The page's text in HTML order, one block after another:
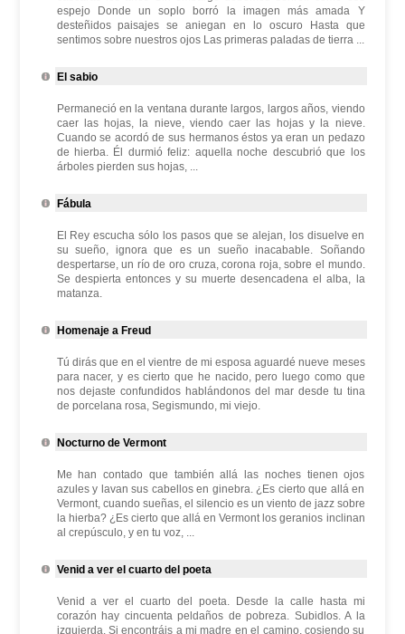
espejo Donde un soplo borró la imagen más amada Y
desteñidos paisajes se aniegan en lo oscuro Hasta que
sentimos sobre nuestros ojos Las primeras paladas de tierra ...
El sabio
Permaneció en la ventana durante largos, largos años, viendo
caer las hojas, la nieve, viendo caer las hojas y la nieve.
Cuando se acordó de sus hermanos éstos ya eran un pedazo
de hierba. Él durmió feliz: aquella noche descubrió que los
árboles pierden sus hojas, ...
Fábula
El Rey escucha sólo los pasos que se alejan, los disuelve en
su sueño, ignora que es un sueño inacabable. Soñando
despertarse, un río de oro cruza, corona roja, sobre el mundo.
Se despierta entonces y su muerte desencadena el alba, la
matanza.
Homenaje a Freud
Tú dirás que en el vientre de mi esposa aguardé nueve meses
para nacer, y es cierto que he nacido, pero luego como que
nos dejaste confundidos hablándonos del mar desde tu tina
de porcelana rosa, Segismundo, mi viejo.
Nocturno de Vermont
Me han contado que también allá las noches tienen ojos
azules y lavan sus cabellos en ginebra. ¿Es cierto que allá en
Vermont, cuando sueñas, el silencio es un viento de jazz sobre
la hierba? ¿Es cierto que allá en Vermont los geranios inclinan
al crepúsculo, y en tu voz, ...
Venid a ver el cuarto del poeta
Venid a ver el cuarto del poeta. Desde la calle hasta mi
corazón hay cincuenta peldaños de pobreza. Subidlos. A la
izquierda. Si encontráis a mi madre en el camino, cosiendo su